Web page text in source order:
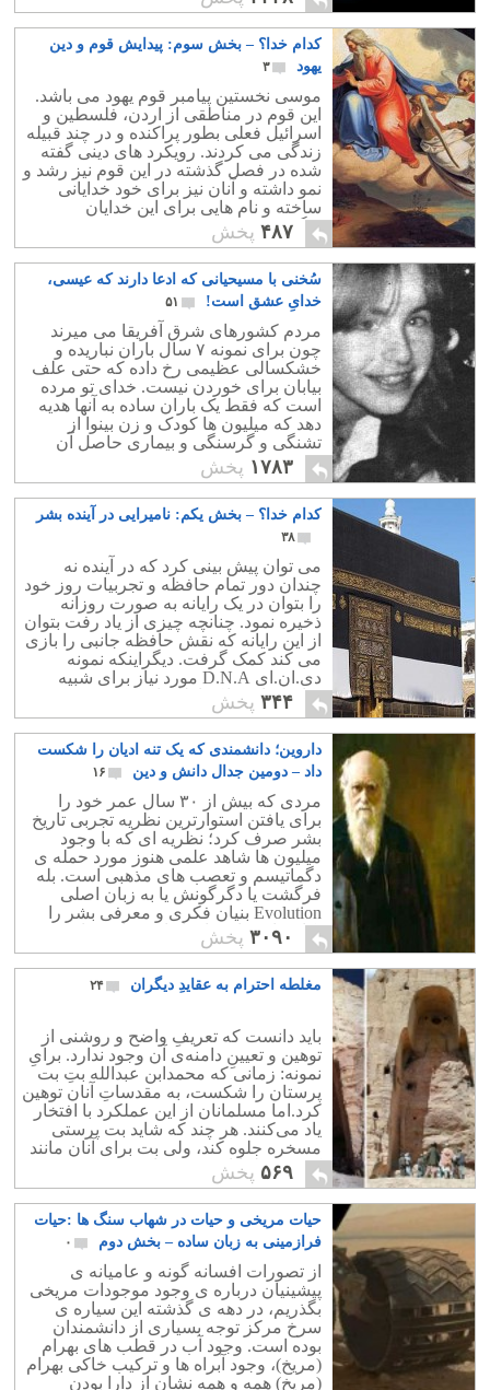
کدام خدا؟ – بخش سوم: پیدایش قوم و دین
یهود
۳
موسی نخستین پیامبر قوم یهود می باشد.
این قوم در مناطقی از اردن، فلسطین و
اسرائیل فعلی بطور پراکنده و در چند قبیله
زندگی می کردند. رویکرد های دینی گفته
شده در فصل گذشته در این قوم نیز رشد و
نمو داشته و آنان نیز برای خود خدایانی
ساخته و نام هایی برای این خدایان
برگزیدند.
۴۸۷ پخش
سُخنی با مسیحیانی که ادعا دارند که عیسی،
خدایِ عشق است!
۵۱
مردم کشورهای شرق آفریقا می میرند
چون برای نمونه ٧ سال باران نباریده و
خشکسالی عظیمی رخ داده که حتی علف
بیابان برای خوردن نیست. خدای تو مرده
است که فقط یک باران ساده به آنها هدیه
دهد که میلیون ها کودک و زن بینوا از
تشنگی و گرسنگی و بیماری حاصل آن
نمیرند؟
۱۷۸۳ پخش
کدام خدا؟ – بخش یکم: نامیرایی در آینده بشر
۳۸
می توان پیش بینی کرد که در آینده نه
چندان دور تمام حافظه و تجربیات روز خود
را بتوان در یک رایانه به صورت روزانه
ذخیره نمود. چنانچه چیزی از یاد رفت بتوان
از این رایانه که نقش حافظه جانبی را بازی
می کند کمک گرفت. دیگراینکه نمونه
دی.ان.ای D.N.A مورد نیاز برای شبیه
سازی را در بانک اطلاعاتی ذخیره نمود.
۳۴۴ پخش
داروین؛ دانشمندی که یک تنه ادیان را شکست
داد – دومین جدال دانش و دین
۱۶
مردی که بیش از ٣٠ سال عمر خود را
برای یافتن استوارترین نظریه تجربی تاریخ
بشر صرف کرد؛ نظریه ای که با وجود
میلیون ها شاهد علمی هنوز مورد حمله ی
دگماتیسم و تعصب های مذهبی است. بله
فرگشت یا دگرگونش یا به زبان اصلی
Evolution بنیان فکری و معرفی بشر را
تکان داد و پایه های ادیان خرافی را هم
لرزاند.
۳۰۹۰ پخش
مغلطه‌ احترام به عقایدِ دیگران ۲۴
باید دانست که تعریفِ واضح و روشنی از
توهین و تعیینِ دامنه‌ی آن وجود ندارد. برایِ
نمونه: زمانی‌ که محمدابن عبدالله بتِ بت‌
پرستان را شکست، به مقدساتِ آنان توهین
کرد.اما مسلمانان از این عملکرد با افتخار
یاد می‌کنند. هر چند که شاید بت پرستی
مسخره جلوه کند، ولی بت برای آنان مانند
کعبه مسلمانان مقدس است.
۵۶۹ پخش
حیات مریخی و حیات در شهاب سنگ ها :حیات
فرازمینی به زبان ساده – بخش دوم
۰
از تصورات افسانه گونه و عامیانه ی
پیشینیان درباره ی وجود موجودات مریخی
بگذریم، در دهه ی گذشته این سیاره ی
سرخ مرکز توجه بسیاری از دانشمندان
بوده است. وجود آب در قطب های بهرام
(مریخ)، وجود آبراه ها و ترکیب خاکی بهرام
(مریخ) همه و همه نشان از دارا بودن